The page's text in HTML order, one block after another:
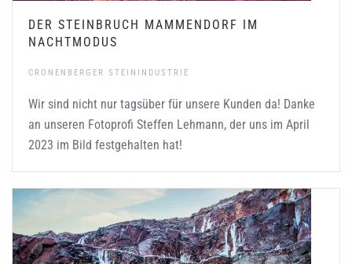
DER STEINBRUCH MAMMENDORF IM
NACHTMODUS
CRONENBERGER STEININDUSTRIE
Wir sind nicht nur tagsüber für unsere Kunden da! Danke
an unseren Fotoprofi Steffen Lehmann, der uns im April
2023 im Bild festgehalten hat!